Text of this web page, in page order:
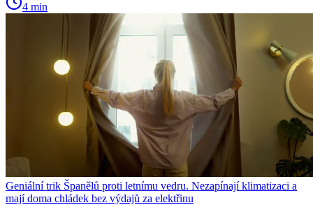
4 min
Geniální trik Španělů proti letnímu vedru. Nezapínají klimatizaci a
mají doma chládek bez výdajů za elektřinu